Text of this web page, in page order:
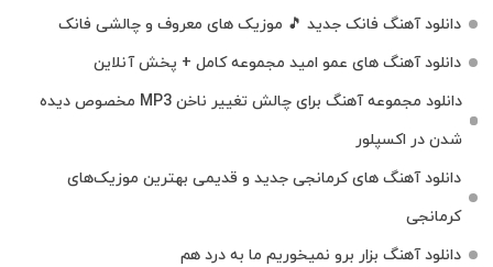
دانلود آهنگ فانک جدید 🎵 موزیک‌ های معروف و چالشی فانک
دانلود آهنگ های عمو امید مجموعه کامل + پخش آنلاین
دانلود مجموعه آهنگ برای چالش تغییر ناخن MP3 مخصوص دیده
شدن در اکسپلور
دانلود آهنگ‌ های کرمانجی جدید و قدیمی بهترین موزیک‌های
کرمانجی
دانلود آهنگ بزار برو نمیخوریم ما به درد هم